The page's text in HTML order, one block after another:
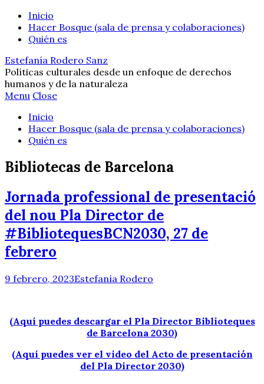
Inicio
Hacer Bosque (sala de prensa y colaboraciones)
Quién es
Estefanía Rodero Sanz
Políticas culturales desde un enfoque de derechos
humanos y de la naturaleza
Menu Close
Inicio
Hacer Bosque (sala de prensa y colaboraciones)
Quién es
Bibliotecas de Barcelona
Jornada professional de presentació
del nou Pla Director de
#BibliotequesBCN2030, 27 de
febrero
9 febrero, 2023Estefanía Rodero
(Aquí puedes descargar el Pla Director Biblioteques
de Barcelona 2030)
(Aquí puedes ver el video del Acto de presentación
del Pla Director 2030)